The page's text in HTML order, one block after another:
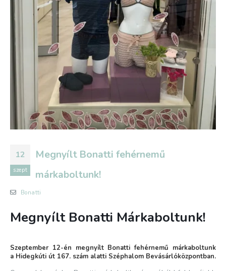
12
szept
Megnyílt Bonatti fehérnemű
márkaboltunk!
Bonatti
Megnyílt Bonatti Márkaboltunk!
Szeptember 12-én megnyílt Bonatti fehérnemű márkaboltunk
a Hidegkúti út 167. szám alatti Széphalom Bevásárlóközpontban.